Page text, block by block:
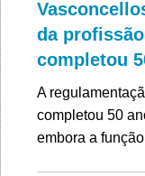
da
completou
A
completou 50
embora a